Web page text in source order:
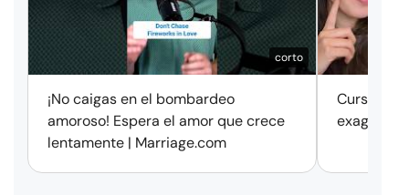
corto
¡No caigas en el bombardeo
amoroso! Espera el amor que crece
lentamente | Marriage.com
Cursos